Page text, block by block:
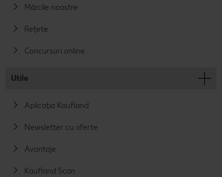
Mărcile noastre
Rețete
Concursuri online
Utile
Aplicația Kaufland
Newsletter cu oferte
Avantaje
Kaufland Scan